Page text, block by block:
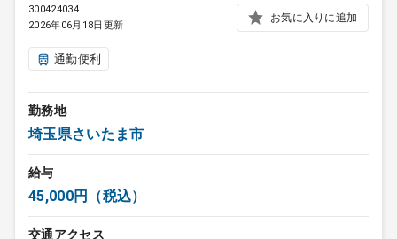
300424034
2026年06月18日更新
お気に入りに追加
通勤便利
勤務地
埼玉県さいたま市
給与
45,000円（税込）
交通アクセス